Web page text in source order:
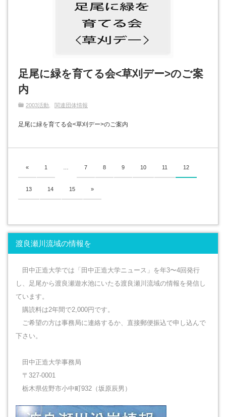
足尾に緑を育てる会<草刈デー>のご案
内
2003活動 関連団体情報
足尾に緑を育てる会<草刈デー>のご案内
« 1 7 8 9 10 11 12
13 14 15 »
渡良瀬川流域の情報を
田中正造大学では「田中正造大学ニュース」を年3〜4回発行
し、足尾から渡良瀬遊水池にいたる渡良瀬川流域の情報を発信し
ています。
購読料は2年間で2,000円です。
ご希望の方は事務局に連絡するか、直接郵便振込で申し込んで
下さい。
田中正造大学事務局
〒327-0001
栃木県佐野市小中町932（坂原辰男）